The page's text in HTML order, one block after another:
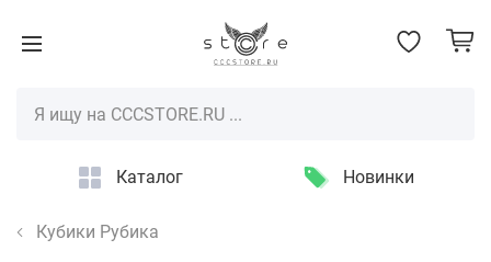
Каталог Новинки
Кубики Рубика